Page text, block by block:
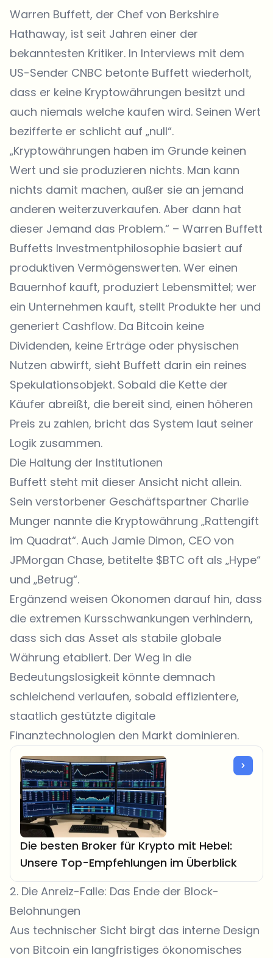
Warren Buffett, der Chef von Berkshire
Hathaway, ist seit Jahren einer der
bekanntesten Kritiker. In Interviews mit dem
US-Sender CNBC betonte Buffett wiederholt,
dass er keine Kryptowährungen besitzt und
auch niemals welche kaufen wird. Seinen Wert
bezifferte er schlicht auf „null“.
„Kryptowährungen haben im Grunde keinen
Wert und sie produzieren nichts. Man kann
nichts damit machen, außer sie an jemand
anderen weiterzuverkaufen. Aber dann hat
dieser Jemand das Problem.“ – Warren Buffett
Buffetts Investmentphilosophie basiert auf
produktiven Vermögenswerten. Wer einen
Bauernhof kauft, produziert Lebensmittel; wer
ein Unternehmen kauft, stellt Produkte her und
generiert Cashflow. Da Bitcoin keine
Dividenden, keine Erträge oder physischen
Nutzen abwirft, sieht Buffett darin ein reines
Spekulationsobjekt. Sobald die Kette der
Käufer abreißt, die bereit sind, einen höheren
Preis zu zahlen, bricht das System laut seiner
Logik zusammen.
Die Haltung der Institutionen
Buffett steht mit dieser Ansicht nicht allein.
Sein verstorbener Geschäftspartner Charlie
Munger nannte die Kryptowährung „Rattengift
im Quadrat“. Auch Jamie Dimon, CEO von
JPMorgan Chase, betitelte $BTC oft als „Hype“
und „Betrug“.
Ergänzend weisen Ökonomen darauf hin, dass
die extremen Kursschwankungen verhindern,
dass sich das Asset als stabile globale
Währung etabliert. Der Weg in die
Bedeutungslosigkeit könnte demnach
schleichend verlaufen, sobald effizientere,
staatlich gestützte digitale
Finanztechnologien den Markt dominieren.
Die besten Broker für Krypto mit Hebel:
Unsere Top-Empfehlungen im Überblick
2. Die Anreiz-Falle: Das Ende der Block-
Belohnungen
Aus technischer Sicht birgt das interne Design
von Bitcoin ein langfristiges ökonomisches